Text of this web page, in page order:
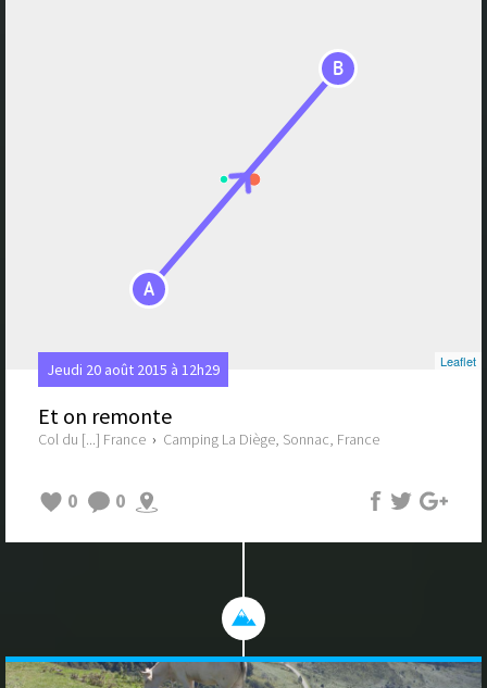
A
B
Leaflet
Jeudi 20 août 2015 à 12h29
Et on remonte
Col du [...] France › Camping La Diège, Sonnac, France
0 0